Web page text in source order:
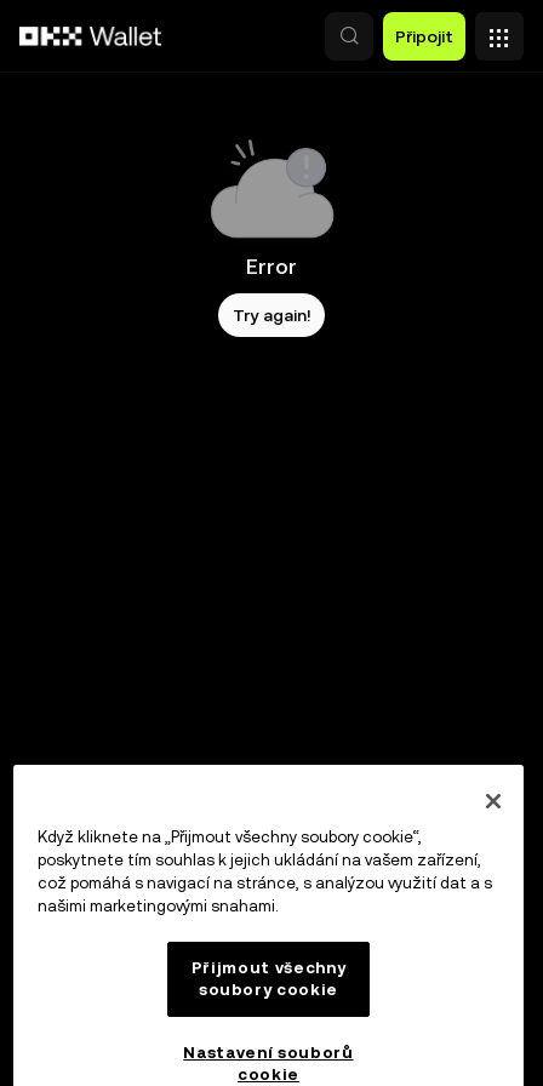
Připojit
Error
Try again!
Když kliknete na „Přijmout všechny soubory cookie“,
poskytnete tím souhlas k jejich ukládání na vašem zařízení,
což pomáhá s navigací na stránce, s analýzou využití dat a s
našimi marketingovými snahami.
Přijmout všechny
soubory cookie
Nastavení souborů
cookie